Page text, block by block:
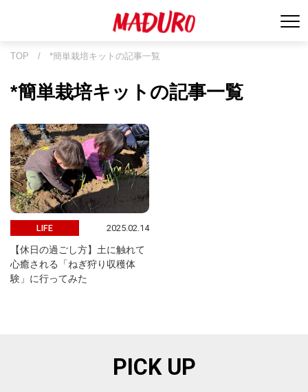
TOP / *簡単栽培キットの記事一覧
*簡単栽培キットの記事一覧
LIFE 2025.02.14
【休日の過ごし方】土に触れて
心癒される「ねぎ狩り収穫体
験」に行ってみた
PICK UP